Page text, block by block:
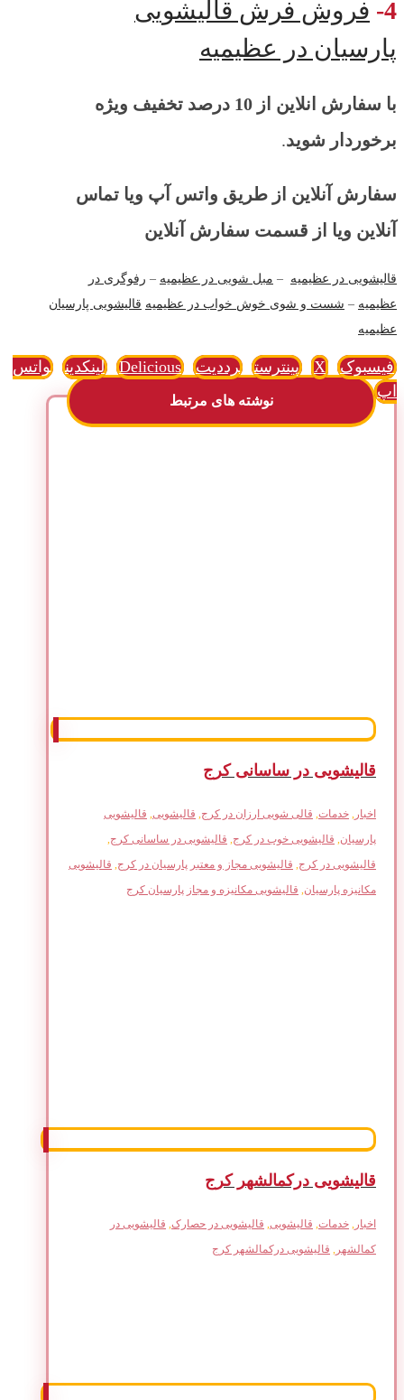
4- فروش فرش قالیشویی
پارسیان در عظیمیه
با سفارش انلاین از 10 درصد تخفیف ویژه
برخوردار شوید.
سفارش آنلاین از طریق واتس آپ ویا تماس
آنلاین ویا از قسمت سفارش آنلاین
قالیشویی در عظیمیه – مبل شویی در عظیمیه – رفوگری در
عظیمیه – شست و شوی خوش خواب در عظیمیه قالیشویی پارسیان
عظیمیه
فیسبوک X پینترست رددیت Delicious لینکدین
واتس
اپ
نوشته های مرتبط
قالیشویی در ساسانی کرج
اخبار , خدمات, قالی شویی ارزان در کرج, قالیشویی, قالیشویی
پارسیان, قالیشویی خوب در کرج, قالیشویی در ساسانی کرج,
قالیشویی در کرج, قالیشویی مجاز و معتبر پارسیان در کرج, قالیشویی
مکانیزه پارسیان, قالیشویی مکانیزه و مجاز پارسیان کرج
قالیشویی درکمالشهر کرج
اخبار , خدمات, قالیشویی, قالیشویی در حصارک, قالیشویی در
کمالشهر , قالیشویی درکمالشهر کرج